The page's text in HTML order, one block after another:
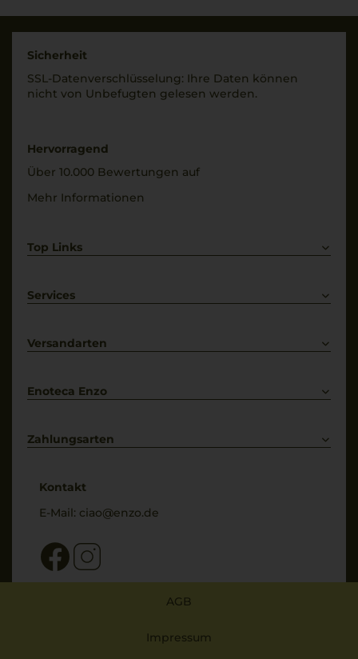
Sicherheit
SSL-Daten­verschlüs­selung: Ihre Daten können
nicht von Unbe­fugten gelesen werden.
Hervorragend
Über 10.000 Bewertungen auf
Mehr Informationen
Top Links
Weißwein
Services
Kontakt
Versandarten
Enoteca Enzo
Bewertungs-Richtlinien
Zahlungsarten
Kontakt
E-Mail: ciao@enzo.de
AGB
Impressum